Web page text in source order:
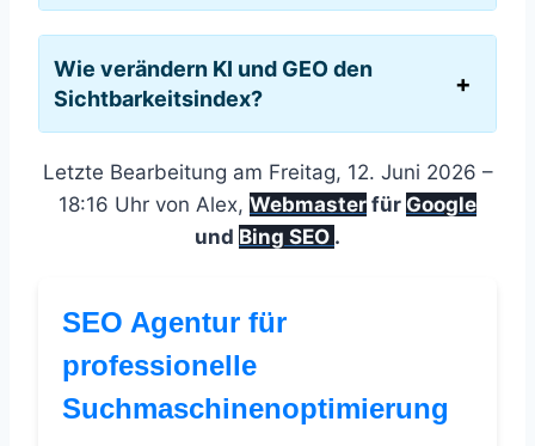
Wie verändern KI und GEO den
Sichtbarkeitsindex?
Letzte Bearbeitung am Freitag, 12. Juni 2026 –
18:16 Uhr von Alex, Webmaster für Google
und Bing SEO .
SEO Agentur für
professionelle
Suchmaschinenoptimierung